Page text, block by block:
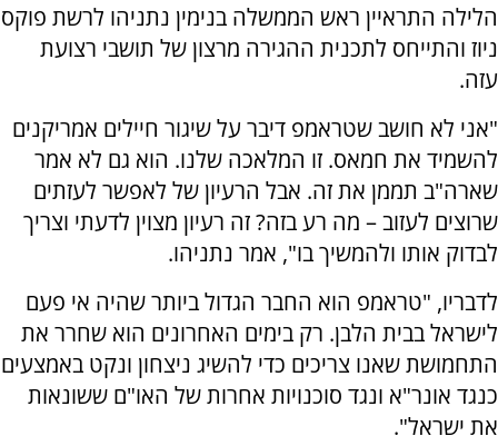
הלילה התראיין ראש הממשלה בנימין נתניהו לרשת פוקס
ניוז והתייחס לתכנית ההגירה מרצון של תושבי רצועת
עזה.
"אני לא חושב שטראמפ דיבר על שיגור חיילים אמריקנים
להשמיד את חמאס. זו המלאכה שלנו. הוא גם לא אמר
שארה"ב תממן את זה. אבל הרעיון של לאפשר לעזתים
שרוצים לעזוב – מה רע בזה? זה רעיון מצוין לדעתי וצריך
לבדוק אותו ולהמשיך בו", אמר נתניהו.
לדבריו, "טראמפ הוא החבר הגדול ביותר שהיה אי פעם
לישראל בבית הלבן. רק בימים האחרונים הוא שחרר את
התחמושת שאנו צריכים כדי להשיג ניצחון ונקט באמצעים
כנגד אונר"א ונגד סוכנויות אחרות של האו"ם ששונאות
את ישראל".